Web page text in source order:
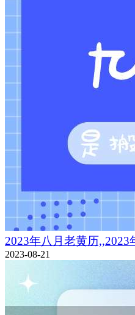
2023年八月老黄历
2023-08-21